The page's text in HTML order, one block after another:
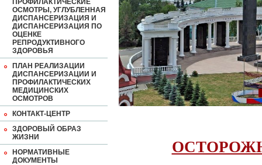
ПРОФИЛАКТИЧЕСКИЕ
ОСМОТРЫ, УГЛУБЛЕННАЯ
ДИСПАНСЕРИЗАЦИЯ И
ДИСПАНСЕРИЗАЦИЯ ПО
ОЦЕНКЕ
РЕПРОДУКТИВНОГО
ЗДОРОВЬЯ
ПЛАН РЕАЛИЗАЦИИ
ДИСПАНСЕРИЗАЦИИ И
ПРОФИЛАКТИЧЕСКИХ
МЕДИЦИНСКИХ
ОСМОТРОВ
КОНТАКТ-ЦЕНТР
ЗДОРОВЫЙ ОБРАЗ
ЖИЗНИ
НОРМАТИВНЫЕ
ДОКУМЕНТЫ